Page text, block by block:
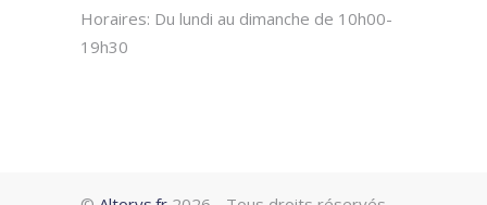
Horaires: Du lundi au dimanche de 10h00-
19h30